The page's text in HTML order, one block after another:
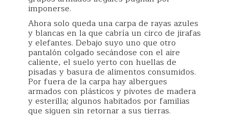
imponerse.
Ahora solo queda una carpa de rayas azules
y blancas en la que cabría un circo de jirafas
y elefantes. Debajo suyo uno que otro
pantalón colgado secándose con el aire
caliente, el suelo yerto con huellas de
pisadas y basura de alimentos consumidos.
Por fuera de la carpa hay albergues
armados con plásticos y pivotes de madera
y esterilla; algunos habitados por familias
que siguen sin retornar a sus tierras.